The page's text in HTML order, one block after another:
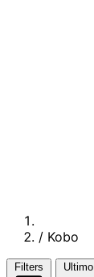
/ Kobo
Filters Ultimo